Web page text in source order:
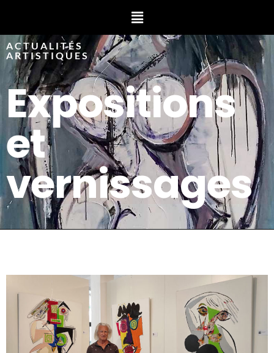
ACTUALITÉS
ARTISTIQUES
Expositions
et
vernissages